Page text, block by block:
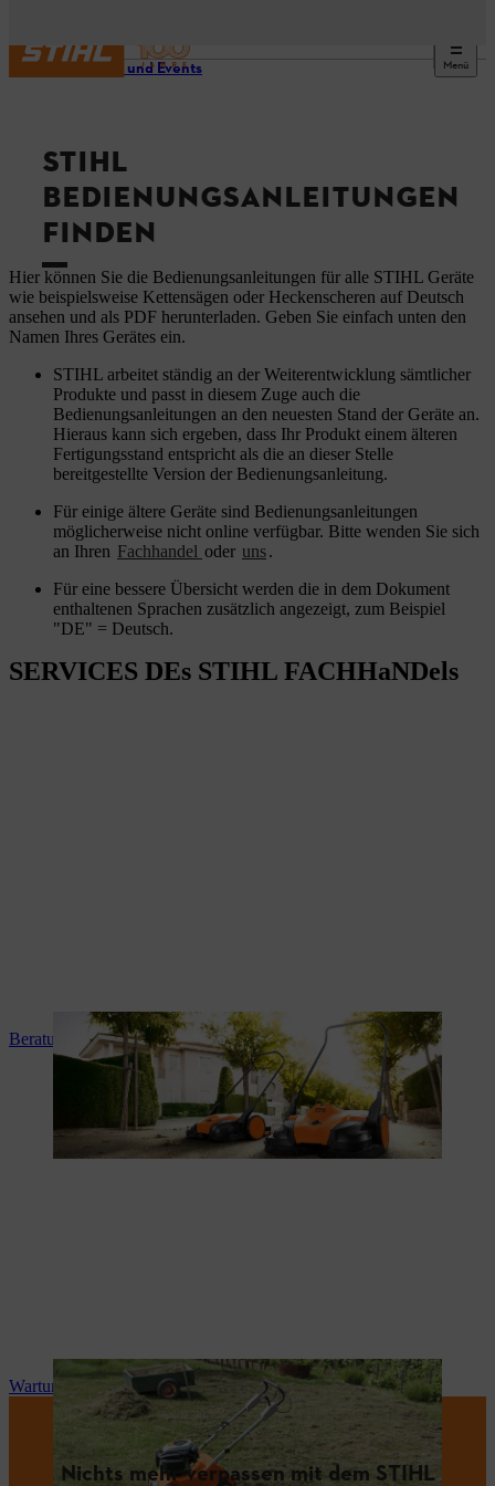
Menü
Service und Events
STIHL
BEDIENUNGSANLEITUNGEN
FINDEN
Hier können Sie die Bedienungsanleitungen für alle STIHL Geräte
wie beispielsweise Kettensägen oder Heckenscheren auf Deutsch
ansehen und als PDF herunterladen. Geben Sie einfach unten den
Namen Ihres Gerätes ein.
STIHL arbeitet ständig an der Weiterentwicklung sämtlicher
Produkte und passt in diesem Zuge auch die
Bedienungsanleitungen an den neuesten Stand der Geräte an.
Hieraus kann sich ergeben, dass Ihr Produkt einem älteren
Fertigungsstand entspricht als die an dieser Stelle
bereitgestellte Version der Bedienungsanleitung.
Für einige ältere Geräte sind Bedienungsanleitungen
möglicherweise nicht online verfügbar. Bitte wenden Sie sich
an Ihren Fachhandel oder uns.
Für eine bessere Übersicht werden die in dem Dokument
enthaltenen Sprachen zusätzlich angezeigt, zum Beispiel
"DE" = Deutsch.
SERVICES DEs STIHL FACHHaNDels
Beratung und Produkteinweisung
Wartung und Reparatur
Nichts mehr verpassen mit dem STIHL